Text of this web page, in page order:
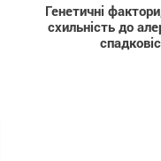
Генетичні
схильність до